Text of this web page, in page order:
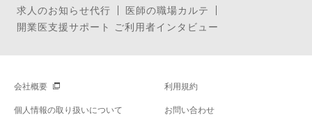
求人のお知らせ代行
医師の職場カルテ
開業医支援サポート ご利用者インタビュー
会社概要 利用規約
個人情報の取り扱いについて お問い合わせ